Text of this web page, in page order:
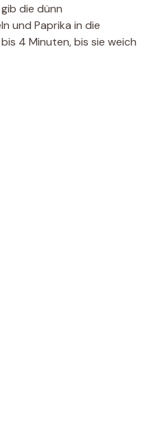
die dünn
und Paprika in die
4 Minuten, bis sie weich